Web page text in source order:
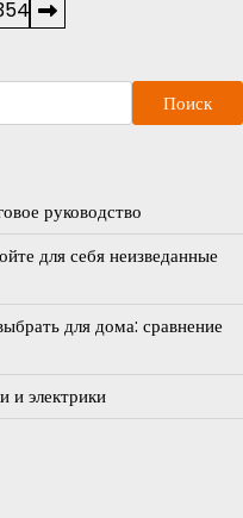
Поиск
руководство
для себя неизведанные
для дома: сравнение
и электрики